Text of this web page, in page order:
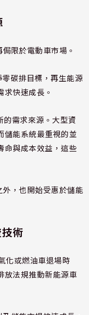
限於電動車市場。
碳排目標，再生能源
快速成長。
的需求來源。大型資
儲能系統最重視的並
命與成本效益，這些
，也開始受惠於儲能
術
化或燃油車退場時
放法規推動新能源車